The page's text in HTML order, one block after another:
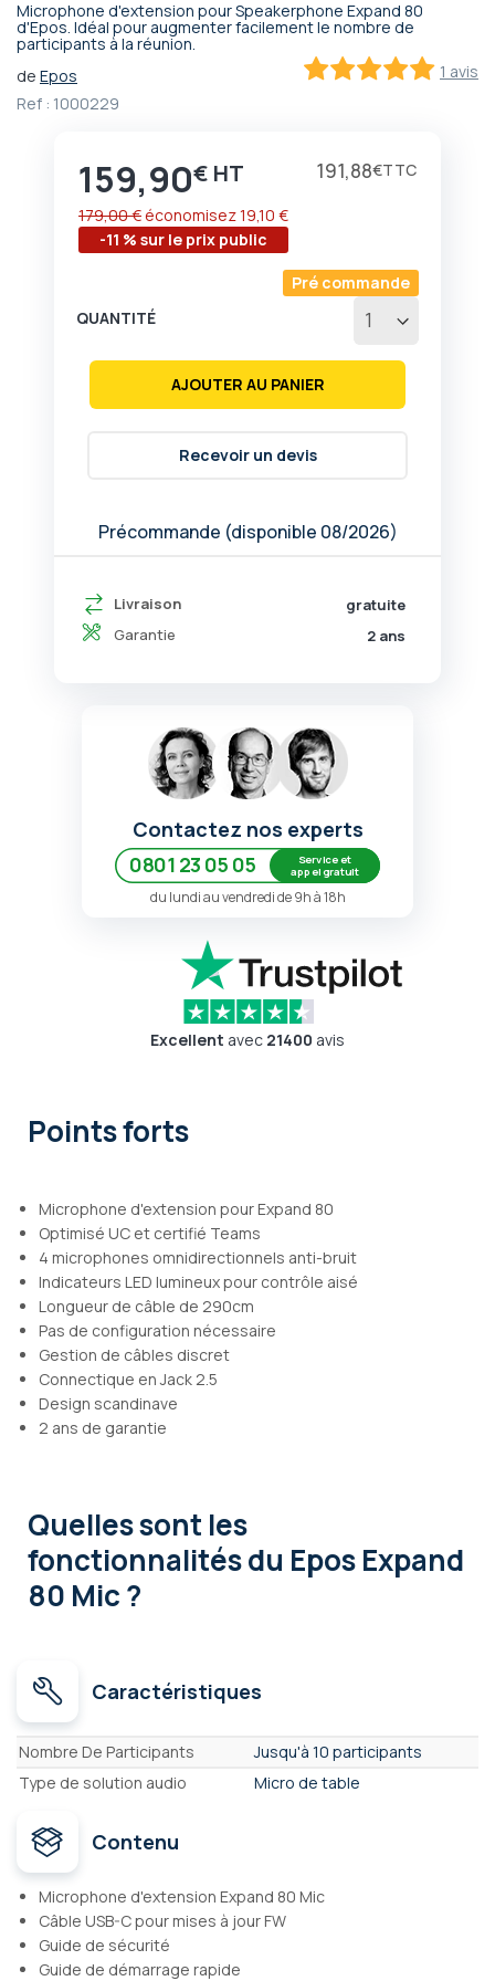
Microphone d'extension pour Speakerphone Expand 80
d'Epos. Idéal pour augmenter facilement le nombre de
participants à la réunion.
1 avis
de Epos
Ref : 1000229
Prix
159,90€ 191,88€
-11 % sur le prix public
179,00 € économisez19,10 €
Pré commande
Livraison
gratuite
Garantie
2 ans
QUANTITÉ
AJOUTER AU PANIER
Recevoir un devis
Précommande (disponible 08/2026)
Passer
au
début
de
la
Contactez nos experts
0801 23 05 05
Service et
appel gratuit
du lundi au vendredi de 9h à 18h
Excellent avec 21400 avis
Points forts
Microphone d'extension pour Expand 80
Optimisé UC et certifié Teams
4 microphones omnidirectionnels anti-bruit
Indicateurs LED lumineux pour contrôle aisé
Longueur de câble de 290cm
Pas de configuration nécessaire
Gestion de câbles discret
Connectique en Jack 2.5
Design scandinave
2 ans de garantie
Quelles sont les
fonctionnalitésdu Epos Expand
80 Mic ?
Caractéristiques
Caractéristiques
Nombre De Participants
Jusqu'à 10 participants
Type de solution audio
Micro de table
Contenu
Microphone d'extension Expand 80 Mic
Câble USB-C pour mises à jour FW
Guide de sécurité
Guide de démarrage rapide